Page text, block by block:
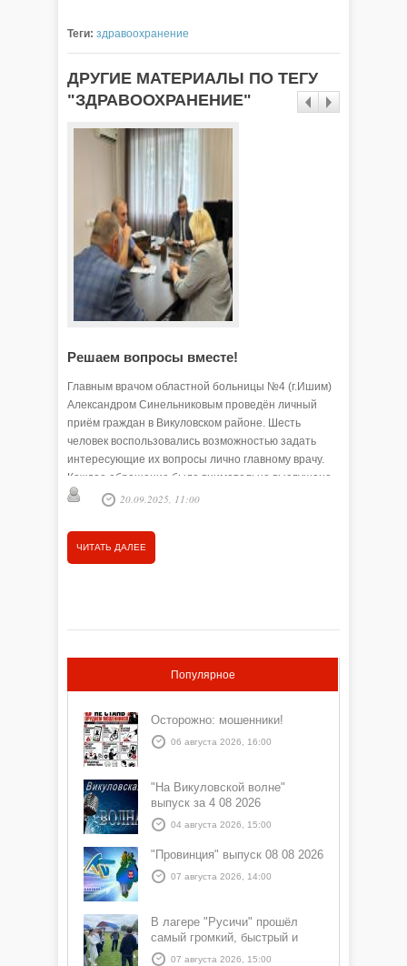
Теги: здравоохранение
ДРУГИЕ МАТЕРИАЛЫ ПО ТЕГУ
"ЗДРАВООХРАНЕНИЕ"
Решаем вопросы вместе!
Главным врачом областной больницы №4 (г.Ишим)
Александром Синельниковым проведён личный
приём граждан в Викуловском районе. Шесть
человек воспользовались возможностью задать
интересующие их вопросы лично главному врачу.
Каждое обращение было внимательно выслушано
и зафиксировано для дальнейшего рассмотрения.
20.09.2025, 11:00
ЧИТАТЬ ДАЛЕЕ
Популярное
Осторожно: мошенники!
06 августа 2026, 16:00
"На Викуловской волне"
выпуск за 4 08 2026
04 августа 2026, 15:00
"Провинция" выпуск 08 08 2026
07 августа 2026, 14:00
В лагере "Русичи" прошёл
самый громкий, быстрый и
азартный час дня — Спортчас
07 августа 2026, 15:00